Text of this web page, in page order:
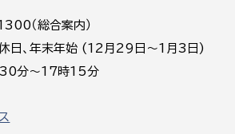
（総合案内）
休日、年末年始 (12月29日～1月3日)
分～17時15分